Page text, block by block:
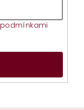
podmínkami